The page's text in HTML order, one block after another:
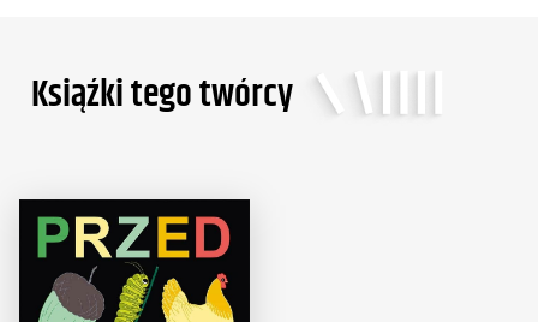
Ksiąźki tego twórcy